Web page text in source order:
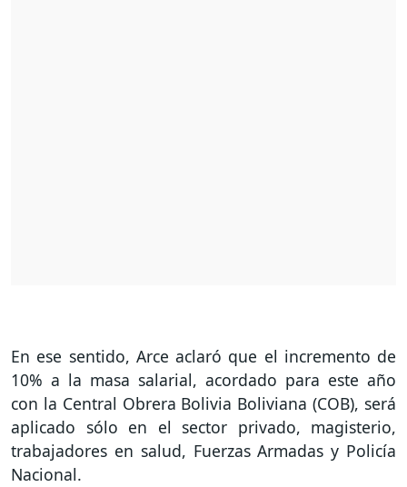
En ese sentido, Arce aclaró que el incremento de
10% a la masa salarial, acordado para este año
con la Central Obrera Bolivia Boliviana (COB), será
aplicado sólo en el sector privado, magisterio,
trabajadores en salud, Fuerzas Armadas y Policía
Nacional.